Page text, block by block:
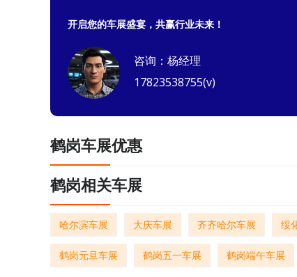
开启您的车展盛宴，共赢行业未来！
咨询：杨经理
17823538755(v)
鹤岗车展优惠
鹤岗相关车展
哈尔滨车展 大庆车展 齐齐哈尔车展 绥
鹤岗元旦车展 鹤岗五一车展 鹤岗端午车展